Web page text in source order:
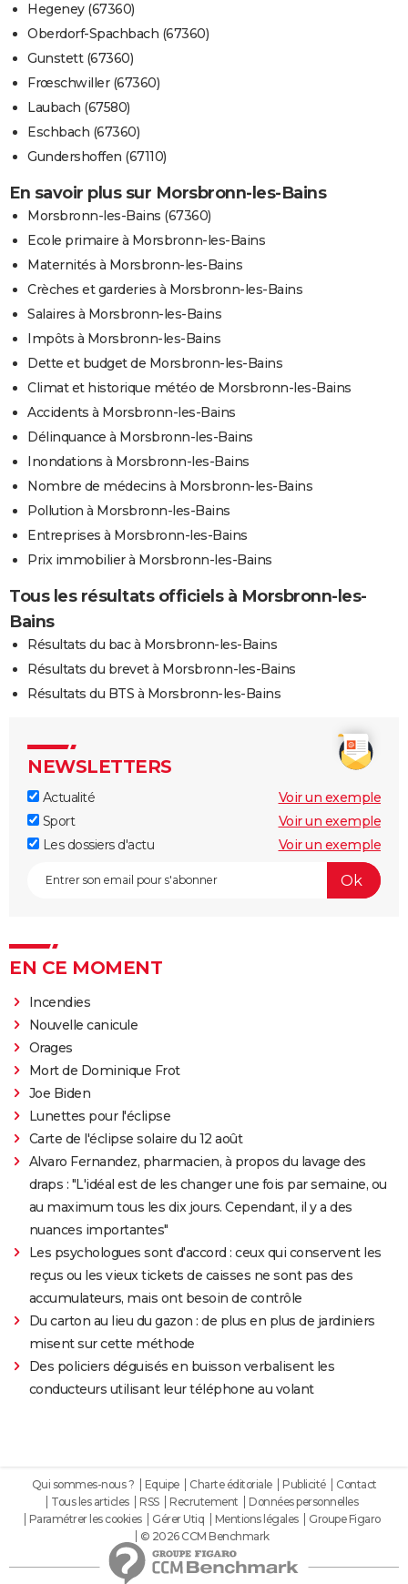
Hegeney (67360)
Oberdorf-Spachbach (67360)
Gunstett (67360)
Frœschwiller (67360)
Laubach (67580)
Eschbach (67360)
Gundershoffen (67110)
En savoir plus sur Morsbronn-les-Bains
Morsbronn-les-Bains (67360)
Ecole primaire à Morsbronn-les-Bains
Maternités à Morsbronn-les-Bains
Crèches et garderies à Morsbronn-les-Bains
Salaires à Morsbronn-les-Bains
Impôts à Morsbronn-les-Bains
Dette et budget de Morsbronn-les-Bains
Climat et historique météo de Morsbronn-les-Bains
Accidents à Morsbronn-les-Bains
Délinquance à Morsbronn-les-Bains
Inondations à Morsbronn-les-Bains
Nombre de médecins à Morsbronn-les-Bains
Pollution à Morsbronn-les-Bains
Entreprises à Morsbronn-les-Bains
Prix immobilier à Morsbronn-les-Bains
Tous les résultats officiels à Morsbronn-les-
Bains
Résultats du bac à Morsbronn-les-Bains
Résultats du brevet à Morsbronn-les-Bains
Résultats du BTS à Morsbronn-les-Bains
NEWSLETTERS
Actualité
Voir un exemple
Sport
Voir un exemple
Les dossiers d'actu
Voir un exemple
EN CE MOMENT
Incendies
Nouvelle canicule
Orages
Mort de Dominique Frot
Joe Biden
Lunettes pour l'éclipse
Carte de l'éclipse solaire du 12 août
Alvaro Fernandez, pharmacien, à propos du lavage des
draps : "L'idéal est de les changer une fois par semaine, ou
au maximum tous les dix jours. Cependant, il y a des
nuances importantes"
Les psychologues sont d'accord : ceux qui conservent les
reçus ou les vieux tickets de caisses ne sont pas des
accumulateurs, mais ont besoin de contrôle
Du carton au lieu du gazon : de plus en plus de jardiniers
misent sur cette méthode
Des policiers déguisés en buisson verbalisent les
conducteurs utilisant leur téléphone au volant
Qui sommes-nous ? Equipe Charte éditoriale Publicité
Contact
Tous les articles
RSS Recrutement
Données personnelles
Paramétrer les cookies
Gérer Utiq Mentions légales
Groupe Figaro
© 2026 CCM Benchmark